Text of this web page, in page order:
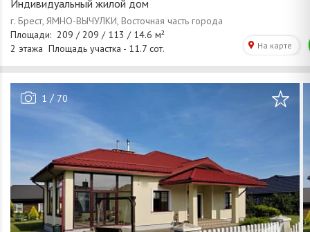
Индивидуальный жилой дом
1 / 70